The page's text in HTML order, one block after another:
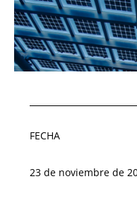
FECHA
23 de noviembre de